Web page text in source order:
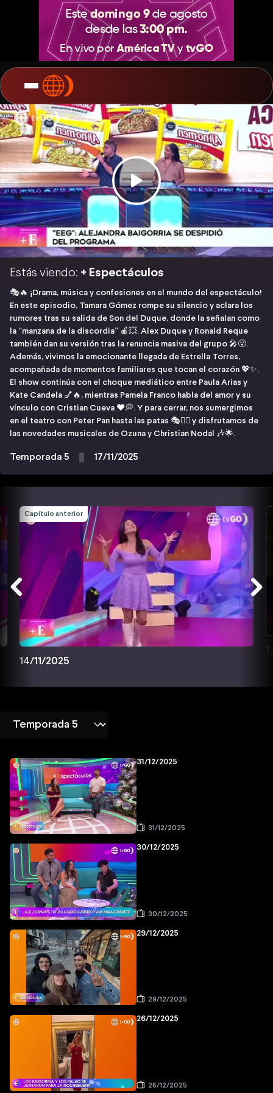
Estás viendo: + Espectáculos
🎭🔥 ¡Drama, música y confesiones en el mundo del espectáculo!
En este episodio, Tamara Gómez rompe su silencio y aclara los
rumores tras su salida de Son del Duque, donde la señalan como
la “manzana de la discordia” 🍎💥. Alex Duque y Ronald Reque
también dan su versión tras la renuncia masiva del grupo 🎤😮.
Además, vivimos la emocionante llegada de Estrella Torres,
acompañada de momentos familiares que tocan el corazón 💖✨.
El show continúa con el choque mediático entre Paula Arias y
Kate Candela 💅🔥, mientras Pamela Franco habla del amor y su
vínculo con Cristian Cueva ❤️💭. Y para cerrar, nos sumergimos
en el teatro con Peter Pan hasta las patas 🎭🧚‍♂️ y disfrutamos de
las novedades musicales de Ozuna y Christian Nodal 🎶🌟.
Temporada 5 17/11/2025
Capítulo anterior
14/11/2025
31/12/2025
31/12/2025
30/12/2025
30/12/2025
29/12/2025
29/12/2025
26/12/2025
26/12/2025